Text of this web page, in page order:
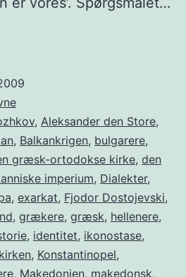
, Aleksander den Store,
, Balkankrigen, bulgarere,
græsk-ortodokse kirke, den
imperium, Dialekter,
, exarkat, Fjodor Dostojevski,
, grækere, græsk, hellenere,
, identitet, ikonostase,
kirken, Konstantinopel,
, Makedonien, makedonsk,